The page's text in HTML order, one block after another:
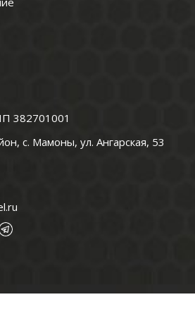
382701001
с. Мамоны, ул. Ангарская, 53